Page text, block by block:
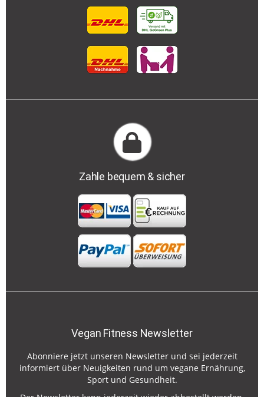
Zahle bequem & sicher
Vegan Fitness Newsletter
Abonniere jetzt unseren Newsletter und sei jederzeit
informiert über Neuigkeiten rund um vegane Ernährung,
Sport und Gesundheit.